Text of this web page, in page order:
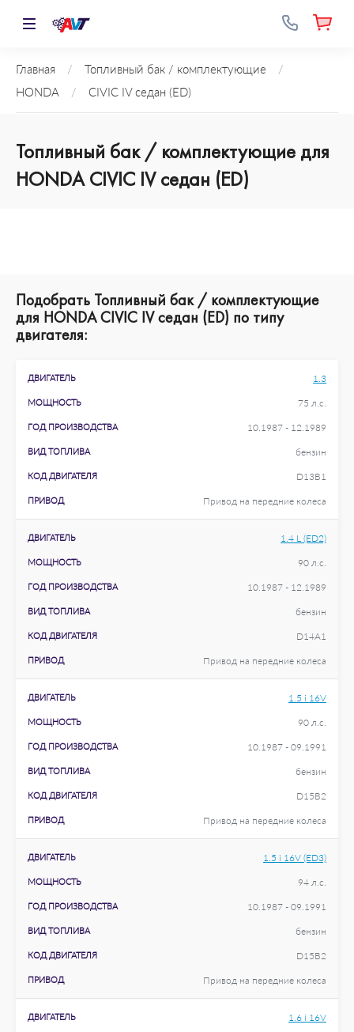
Главная / Топливный бак / комплектующие
/
HONDA
/ CIVIC IV седан (ED)
Топливный бак / комплектующие для
HONDA CIVIC IV седан (ED)
Подобрать Топливный бак / комплектующие
для HONDA CIVIC IV седан (ED) по типу
двигателя:
ДВИГАТЕЛЬ 1.3
МОЩНОСТЬ 75 л.с.
ГОД ПРОИЗВОДСТВА 10.1987 - 12.1989
ВИД ТОПЛИВА бензин
КОД ДВИГАТЕЛЯ D13B1
ПРИВОД Привод на передние колеса
ДВИГАТЕЛЬ 1.4 L (ED2)
МОЩНОСТЬ 90 л.с.
ГОД ПРОИЗВОДСТВА 10.1987 - 12.1989
ВИД ТОПЛИВА бензин
КОД ДВИГАТЕЛЯ D14A1
ПРИВОД Привод на передние колеса
ДВИГАТЕЛЬ 1.5 i 16V
МОЩНОСТЬ 90 л.с.
ГОД ПРОИЗВОДСТВА 10.1987 - 09.1991
ВИД ТОПЛИВА бензин
КОД ДВИГАТЕЛЯ D15B2
ПРИВОД Привод на передние колеса
ДВИГАТЕЛЬ 1.5 i 16V (ED3)
МОЩНОСТЬ 94 л.с.
ГОД ПРОИЗВОДСТВА 10.1987 - 09.1991
ВИД ТОПЛИВА бензин
КОД ДВИГАТЕЛЯ D15B2
ПРИВОД Привод на передние колеса
ДВИГАТЕЛЬ 1.6 i 16V